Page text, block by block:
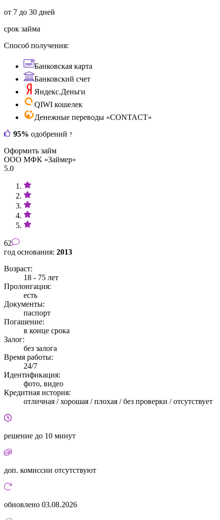
от 7 до 30 дней
срок займа
Способ получения:
Банковская карта
Банковский счет
Яндекс.Деньги
QIWI кошелек
Денежные переводы «CONTACT»
95% одобрений ?
Оформить займ
ООО МФК «Займер»
5.0
62
год основания: 2013
Возраст:
18 - 75 лет
Пролонгация:
есть
Документы:
паспорт
Погашение:
в конце срока
Залог:
без залога
Время работы:
24/7
Идентификация:
фото, видео
Кредитная история:
отличная / хорошая / плохая / без проверки / отсутствует
решение до 10 минут
доп. комиссии отсутствуют
обновлено 03.08.2026